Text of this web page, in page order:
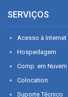
SERVIÇOS
Acesso à Internet
Hospedagem
Comp. em Nuvem
Colocation
Suporte Técnico